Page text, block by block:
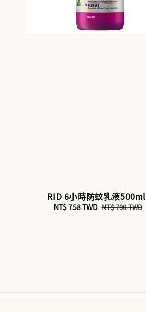
RID 6小時防蚊乳液500ml
Sale
NT$ 758 TWD Regular
NT$ 790 TWD